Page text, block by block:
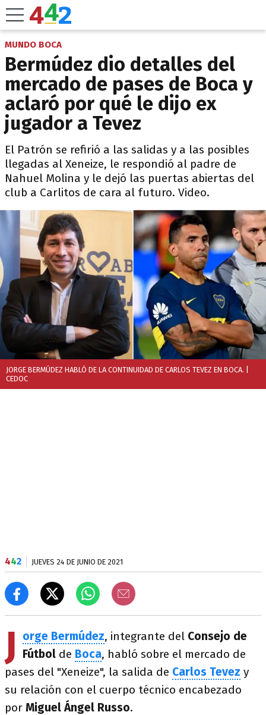
MUNDO BOCA
Bermúdez dio detalles del
mercado de pases de Boca y
aclaró por qué le dijo ex
jugador a Tevez
El Patrón se refirió a las salidas y a las posibles
llegadas al Xeneize, le respondió al padre de
Nahuel Molina y le dejó las puertas abiertas del
club a Carlitos de cara al futuro. Video.
JORGE BERMÚDEZ HABLÓ DE LA CONTINUIDAD DE CARLOS TEVEZ EN BOCA.
CEDOC
442 JUEVES 24 DE JUNIO DE 2021
J orge Bermúdez, integrante del Consejo de
Fútbol de Boca, habló sobre el mercado de
pases del "Xeneize", la salida de Carlos Tevez y
su relación con el cuerpo técnico encabezado
por Miguel Ángel Russo.